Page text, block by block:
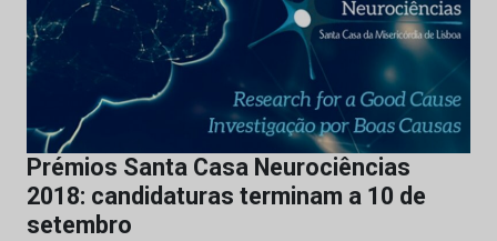
Prémios Santa Casa Neurociências
2018: candidaturas terminam a 10 de
setembro